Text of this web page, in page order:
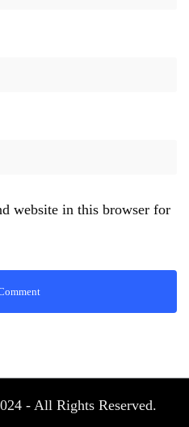
website in this browser for
- All Rights Reserved.